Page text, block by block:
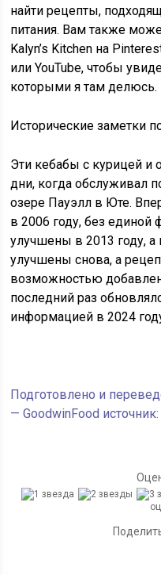
найти рецепты,
питания. Вам также
Kalyn’s Kitchen на
или YouTube, чтобы
которыми я там делюсь.
Исторические заметки
Эти кебабы с курицей и
дни, когда обслуживал
озере Пауэлл в Юте.
в 2006 году, без
улучшены в 2013 году,
улучшены снова, а
возможностью
последний раз
информацией в 2024
Подготовлено и
— GoodwinFood